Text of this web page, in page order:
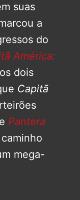
suas
a
do
América:
dois
Capitã
e Pantera
mega-